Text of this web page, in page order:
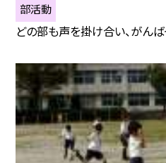
部活動
どの部も声を掛け合い、がんば